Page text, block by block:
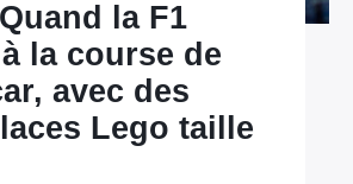
la F1
la course de
avec des
Lego taille